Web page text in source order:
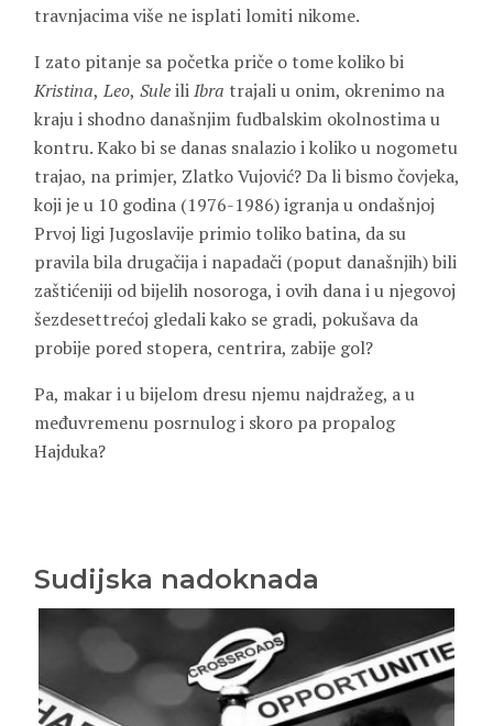
travnjacima više ne isplati lomiti nikome.
I zato pitanje sa početka priče o tome koliko bi
Kristina, Leo, SuleiliIbra trajali u onim, okrenimo na
kraju i shodno današnjim fudbalskim okolnostima u
kontru. Kako bi se danas snalazio i koliko u nogometu
trajao, na primjer, Zlatko Vujović? Da li bismo čovjeka,
koji je u 10 godina (1976-1986) igranja u ondašnjoj
Prvoj ligi Jugoslavije primio toliko batina, da su
pravila bila drugačija i napadači (poput današnjih) bili
zaštićeniji od bijelih nosoroga, i ovih dana i u njegovoj
šezdesettrećoj gledali kako se gradi, pokušava da
probije pored stopera, centrira, zabije gol?
Pa, makar i u bijelom dresu njemu najdražeg, a u
međuvremenu posrnulog i skoro pa propalog
Hajduka?
Sudijska nadoknada